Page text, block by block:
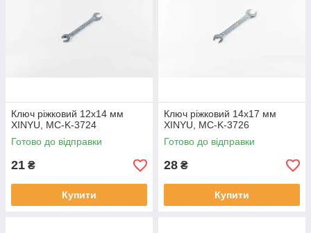
Ключ ріжковий 12х14 мм
XINYU, MC-K-3724
Готово до відправки
21 ₴
Купити
Ключ ріжковий 14х17 мм
XINYU, MC-K-3726
Готово до відправки
28 ₴
Купити